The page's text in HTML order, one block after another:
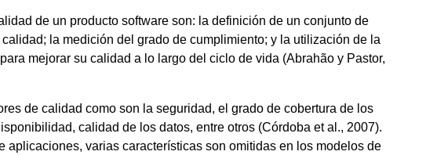
de un producto software son: la definición de un conjunto de
la medición del grado de cumplimiento; y la utilización de la
mejorar su calidad a lo largo del ciclo de vida (Abrahão y Pastor,
de calidad como son la seguridad, el grado de cobertura de los
calidad de los datos, entre otros (Córdoba et al., 2007).
aplicaciones, varias características son omitidas en los modelos de